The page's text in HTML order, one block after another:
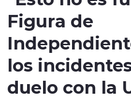
Tendencias
Deportes
Internacional
Figura de
los
duelo con la